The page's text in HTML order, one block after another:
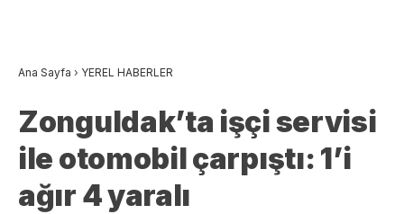
Ana Sayfa › YEREL HABERLER
Zonguldak’ta işçi servisi
ile otomobil çarpıştı: 1’i
ağır 4 yaralı